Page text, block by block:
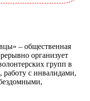
– общественная
организует
групп в
работу с инвалидами,